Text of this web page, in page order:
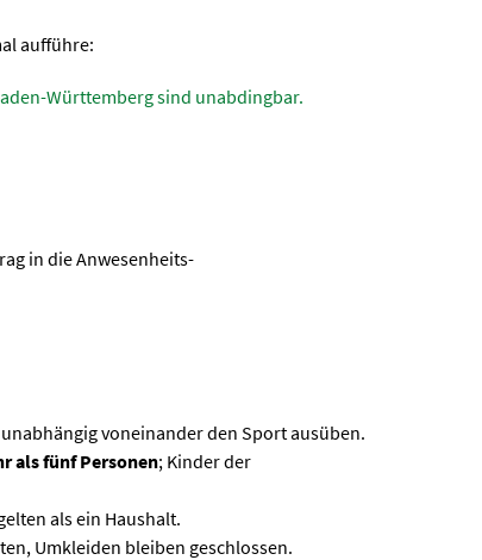
aufführe:
Württemberg sind unabdingbar.
in die Anwesenheits-
voneinander den Sport ausüben.
als fünf Personen; Kinder der
als ein Haushalt.
Umkleiden bleiben geschlossen.